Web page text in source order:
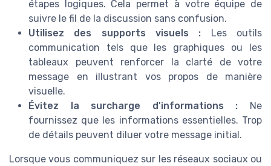
étapes logiques. Cela permet à votre équipe de
suivre le fil de la discussion sans confusion.
Utilisez des supports visuels :
Les outils
communication tels que les graphiques ou les
tableaux peuvent renforcer la clarté de votre
message en illustrant vos propos de manière
visuelle.
Évitez la surcharge d'informations :
Ne
fournissez que les informations essentielles. Trop
de détails peuvent diluer votre message initial.
Lorsque vous communiquez sur les réseaux sociaux ou